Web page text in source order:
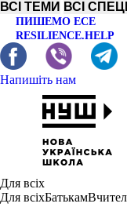
ВСІ ТЕМИ ВСІ
ПИШЕМО ЕСЕ
RESILIENCE.HELP
Напишіть нам
Для всіх
Для всіхБатькам